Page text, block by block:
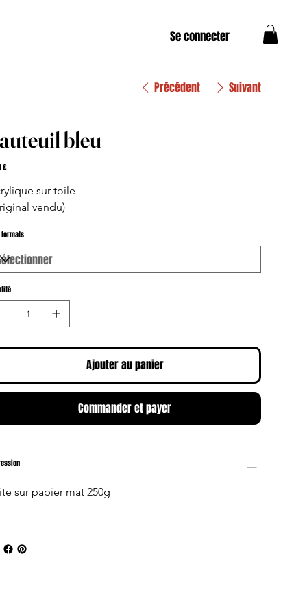
Se connecter
Précédent Suivant
bleu
€
sur toile
vendu)
Ajouter au panier
Commander et payer
sur papier mat 250g